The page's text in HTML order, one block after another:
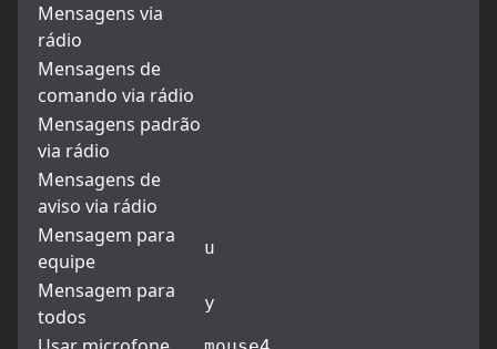
Mensagens via
rádio
Mensagens de
comando via rádio
Mensagens padrão
via rádio
Mensagens de
aviso via rádio
Mensagem para
equipe
u
Mensagem para
todos
y